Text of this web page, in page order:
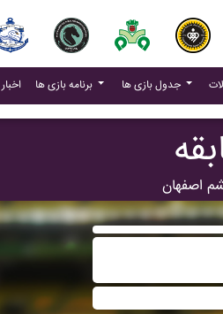
اخبار(current) برنامه بازی ها جدول بازی ها
اصفهان